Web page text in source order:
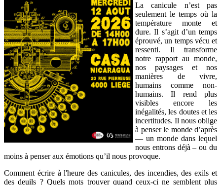
La canicule n’est pas
seulement le temps où la
température monte et
dure. Il s’agit d’un temps
éprouvé, un temps vécu et
ressenti. Il transforme
notre rapport au monde,
nos paysages et nos
manières de vivre,
humains comme non-
humains. Il rend plus
visibles encore les
inégalités, les doutes et les
incertitudes. Il nous oblige
à penser le monde d’après
— un monde dans lequel
nous entrons déjà – ou du
moins à penser aux émotions qu’il nous provoque.
Comment écrire à l'heure des canicules, des incendies, des exils et
des deuils ? Quels mots trouver quand ceux-ci ne semblent plus